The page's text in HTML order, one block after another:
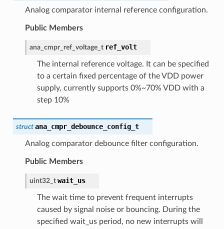
Analog comparator internal reference configuration.
Public Members
ana_cmpr_ref_voltage_t ref_volt
The internal reference voltage. It can be specified
to a certain fixed percentage of the VDD power
supply, currently supports 0%~70% VDD with a
step 10%
struct ana_cmpr_debounce_config_t
Analog comparator debounce filter configuration.
Public Members
uint32_t wait_us
The wait time to prevent frequent interrupts
caused by signal noise or bouncing. During the
specified wait_us period, no new interrupts will